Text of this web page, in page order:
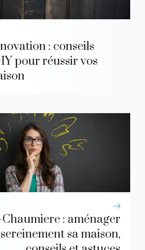
: conseils
pour réussir vos
: aménager
sereinement sa maison,